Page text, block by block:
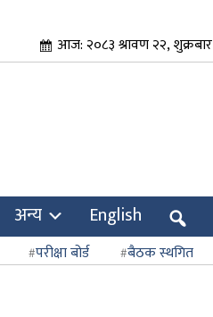
आज: २०८३ श्रावण २२, शुक्रबार
अन्य English
परीक्षा बोर्ड बैठक स्थगित